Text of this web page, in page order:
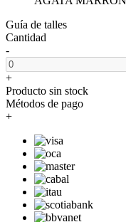
Guía de talles
Cantidad
-
+
Producto sin stock
Métodos de pago
+